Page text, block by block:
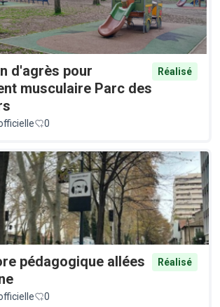
d'agrès pour
musculaire Parc des
Réalisé
0
pédagogique allées
Réalisé
0